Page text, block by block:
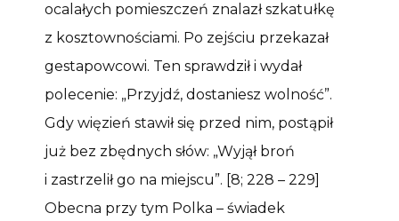
ocalałych pomieszczeń znalazł szkatułkę
z kosztownościami. Po zejściu przekazał
gestapowcowi. Ten sprawdził i wydał
polecenie: „Przyjdź, dostaniesz wolność”.
Gdy więzień stawił się przed nim, postąpił
już bez zbędnych słów: „Wyjął broń
i zastrzelił go na miejscu”. [8; 228 – 229]
Obecna przy tym Polka – świadek